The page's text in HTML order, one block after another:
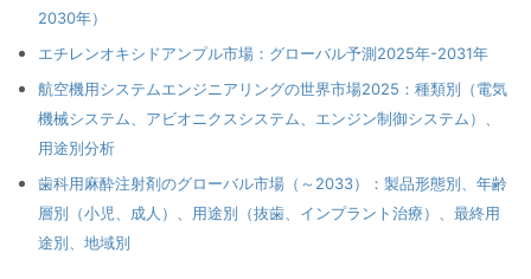
2030年）
エチレンオキシドアンプル市場：グローバル予測2025年-2031年
航空機用システムエンジニアリングの世界市場2025：種類別（電気
機械システム、アビオニクスシステム、エンジン制御システム）、
用途別分析
歯科用麻酔注射剤のグローバル市場（～2033）：製品形態別、年齢
層別（小児、成人）、用途別（抜歯、インプラント治療）、最終用
途別、地域別